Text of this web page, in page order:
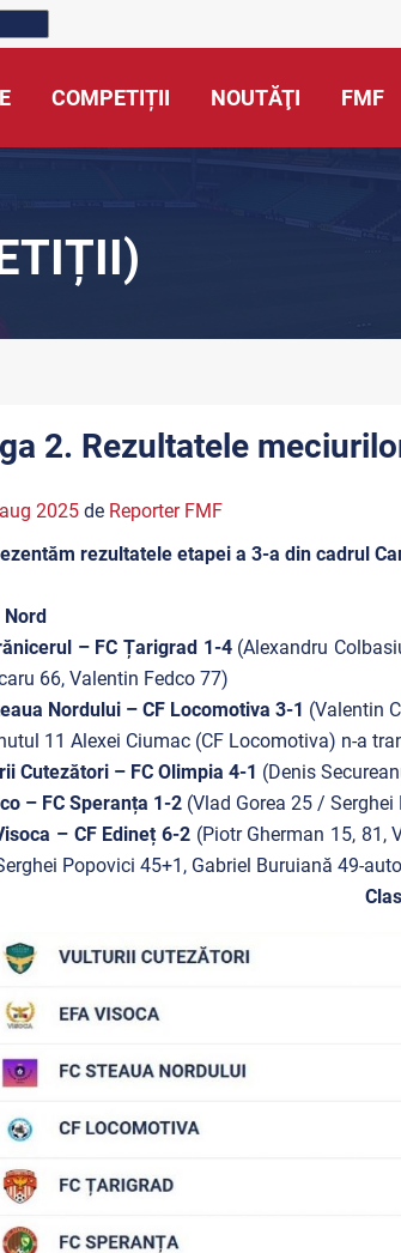
COMPETIȚII NOUTĂŢI FMF
2. Rezultatele
2025de Reporter FMF
rezultatele etapei a 3-a din cadrul
– FC Țarigrad 1-4 (Alexandru
66, Valentin Fedco 77)
Nordului – CF Locomotiva 3-1 (Valentin
11 Alexei Ciumac (CF Locomotiva) n-a
Cutezători – FC Olimpia 4-1 (Denis
– FC Speranța 1-2(Vlad Gorea 25 / Serghei
– CF Edineț 6-2(Piotr Gherman 15, 81,
Popovici 45+1, Gabriel Buruiană 49-